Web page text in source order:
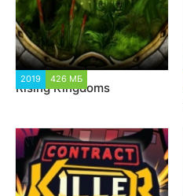
2019 426 МБ
Rising Kingdoms